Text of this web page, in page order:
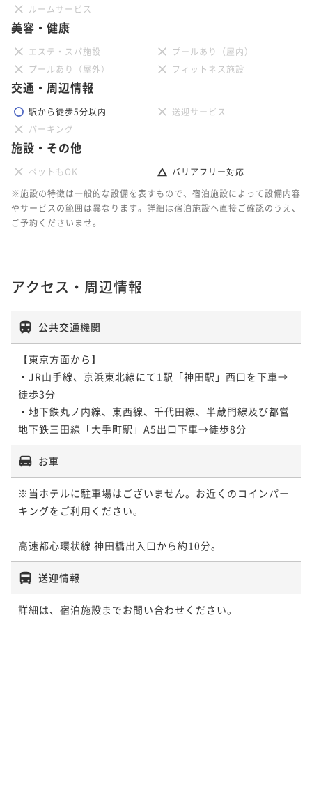
ルームサービス
美容・健康
エステ・スパ施設
プールあり（屋内）
プールあり（屋外）
フィットネス施設
交通・周辺情報
駅から徒歩5分以内
送迎サービス
パーキング
施設・その他
ペットもOK
バリアフリー対応
※施設の特徴は一般的な設備を表すもので、宿泊施設によって設備内容
やサービスの範囲は異なります。詳細は宿泊施設へ直接ご確認のうえ、
ご予約くださいませ。
アクセス・周辺情報
公共交通機関
【東京方面から】
・JR山手線、京浜東北線にて1駅「神田駅」西口を下車→
徒歩3分
・地下鉄丸ノ内線、東西線、千代田線、半蔵門線及び都営
お車
※当ホテルに駐車場はございません。お近くのコインパー
キングをご利用ください。
高速都心環状線 神田橋出入口から約10分。
送迎情報
詳細は、宿泊施設までお問い合わせください。